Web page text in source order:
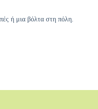
ή μια βόλτα στη πόλη.